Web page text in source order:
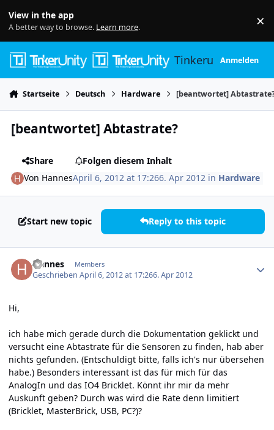
View in the app
A better way to browse. Learn more. ×
TinkerunityAnmelden
Startseite Deutsch Hardware [beantwortet]
[beantwortet] Abtastrate?
Share
Folgen diesem Inhalt
Von HannesApril 6, 2012 at 17:266. Apr 2012 in Hardware
Start new topic Reply to this topic
Hannes Members
GeschriebenApril 6, 2012 at 17:266. Apr 2012
Hi,
ich habe mich gerade durch die Dokumentation geklickt und
versucht eine Abtastrate für die Sensoren zu finden, hab aber
nichts gefunden. (Entschuldigt bitte, falls ich's nur übersehen
habe.) Besonders interessant ist das für mich für das
AnalogIn und das IO4 Bricklet. Könnt ihr mir da mehr
Auskunft geben? Durch was wird die Rate denn limitiert
(Bricklet, MasterBrick, USB, PC?)?